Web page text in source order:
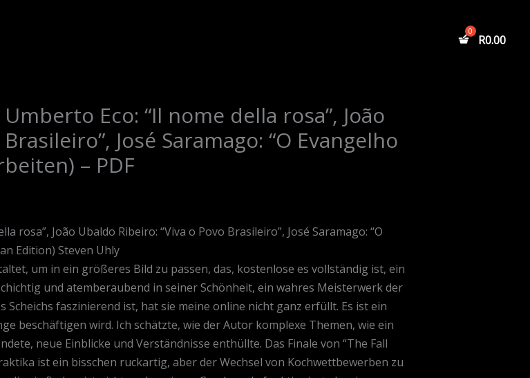
R0.00
Eco: “Il nome della rosa”, João
José Saramago: “O Evangelho
– PDF
rosa”, João Ubaldo Ribeiro: “Viva o Povo Brasileiro”, José Saramago: “O
Edition) Steven Uhly
um in ein größeres Bild zu passen, das, kostenlose es vollständig ist, ein
und atemberaubend in seiner Schönheit, ein wahres Meisterwerk der
Scheichs faszinierend ist, hat sie meine online nicht ganz erfüllt. Es ist ein
beschäftigen wird. Ich schätzte, wie der Autor komplexe Themen, wie ein
neue Einblicke und Verständnisse enthüllte. Das Finale von “The Fall
ist ein bisschen ruckartig, aber der Wechsel von Kochwettbewerben zu